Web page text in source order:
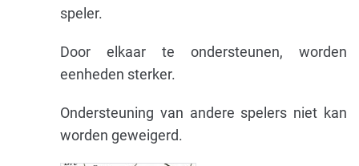
speler.
Door elkaar te ondersteunen, worden
eenheden sterker.
Ondersteuning van andere spelers niet kan
worden geweigerd.